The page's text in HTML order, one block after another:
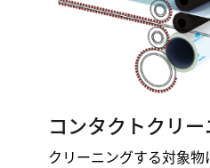
コンタクトクリ
クリーニングする対象